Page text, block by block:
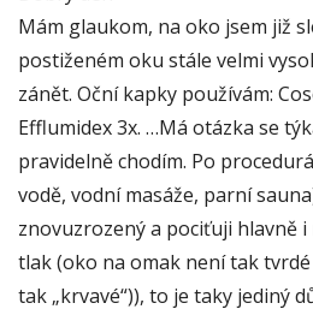
Mám glaukom, na oko jsem již
postiženém oku stále velmi
zánět. Oční kapky používám:
Efflumidex 3x. …Má otázka se
pravidelně chodím. Po
vodě, vodní masáže, parní
znovuzrozený a pociťuji hlavně
tlak (oko na omak není tak
tak „krvavé“)), to je taky jediný